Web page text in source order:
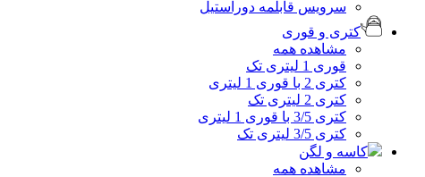
سرویس قابلمه دوراستیل
کتری و قوری
مشاهده همه
قوری 1 لیتری تک
کتری 2 با قوری 1 لیتری
کتری 2 لیتری تک
کتری 3/5 با قوری 1 لیتری
کتری 3/5 لیتری تک
کاسه و لگن
مشاهده همه